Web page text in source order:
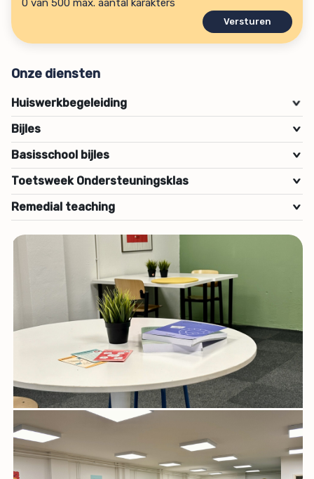
0 van 500 max. aantal karakters
Onze diensten
Huiswerkbegeleiding >
Bijles >
Basisschool bijles >
Toetsweek Ondersteuningsklas >
Remedial teaching >